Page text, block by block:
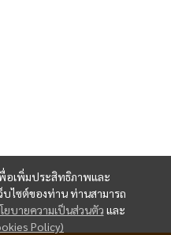
พื่อเพิ่มประสิทธิภาพและ
บไซต์ของท่าน ท่านสามารถ
ยบายความเป็นส่วนตัว และ
Policy)